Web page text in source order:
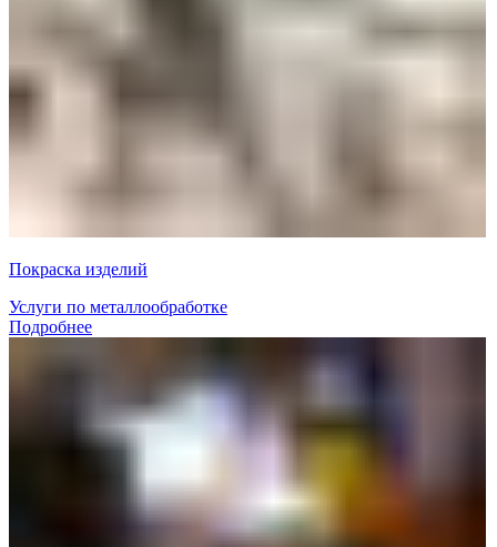
Покраска изделий
Услуги по металлообработке
Подробнее